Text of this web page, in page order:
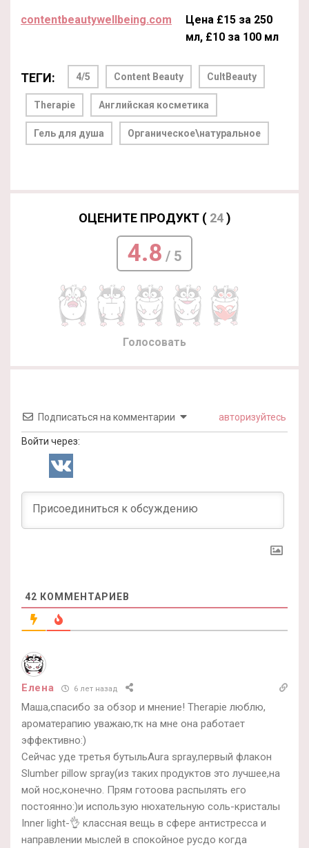
contentbeautywellbeing.com
Цена £15 за 250
мл, £10 за 100 мл
ТЕГИ: 4/5 Content Beauty CultBeauty
Therapie Английская косметика
Гель для душа Органическое\натуральное
ОЦЕНИТЕ ПРОДУКТ ( 24)
4.8 / 5
Голосовать
Подписаться на комментарии авторизуйтесь
Войти через:
42 КОММЕНТАРИЕВ
Елена 6 лет назад
Маша,спасибо за обзор и мнение! Therapie люблю,
ароматерапию уважаю,тк на мне она работает
эффективно:)
Сейчас уде третья бутыльAura spray,первый флакон
Slumber pillow spray(из таких продуктов это лучшее,на
мой нос,конечно. Прям готоова распылять его
постоянно:)и использую нюхательную соль-кристалы
Inner light-👌 классная вещь в сфере антистресса и
направлении мыслей в спокойное русдо когда